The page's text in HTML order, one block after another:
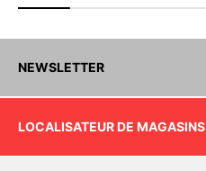
NEWSLETTER
LOCALISATEUR DE MAGASINS